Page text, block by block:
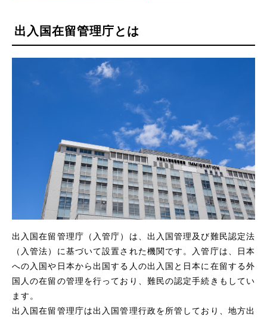
出入国在留管理庁とは
出入国在留管理庁（入管庁）は、出入国管理及び難民認定法
（入管法）に基づいて設置された機関です。入管庁は、日本
への入国や日本から出国する人の出入国と日本に在留する外
国人の在留の管理を行っており、難民の認定手続きもしてい
ます。
出入国在留管理庁は出入国管理行政を所管しており、地方出